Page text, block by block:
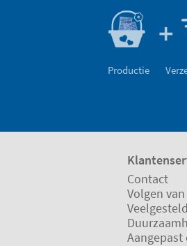
Productie
Contact
Volgen